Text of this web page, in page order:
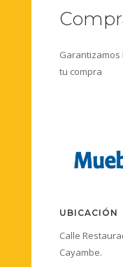
Garantizamos
tu compra
UBICACIÓN
Calle
Cayambe.